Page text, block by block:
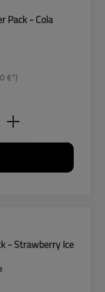
Pack - Cola
€*)
den
- Strawberry Ice